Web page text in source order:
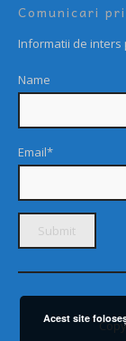
Comunicari
Informatii de inters
Name
Email*
Acest site